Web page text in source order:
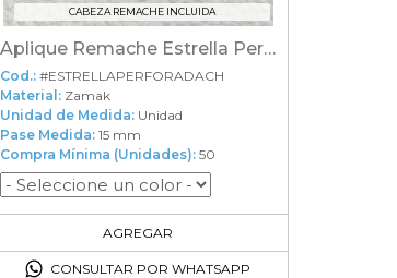
CABEZA REMACHE INCLUIDA
Aplique Remache Estrella Perforada Chica
Cod.: #ESTRELLAPERFORADACH
Material: Zamak
Unidad de Medida: Unidad
Pase Medida: 15 mm
Compra Mínima (Unidades): 50
AGREGAR
50en el carrito
CONSULTAR POR WHATSAPP